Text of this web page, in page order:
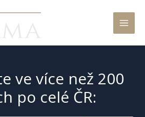
ve více než 200
po celé ČR: